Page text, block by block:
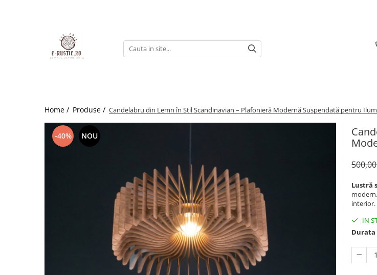
Home / Produse / Candelabru din Lemn în Stil Scandinavian – Plafonieră Modernă Suspendată pentru
-40% NOU
Lustră
interior.
IN
Durata